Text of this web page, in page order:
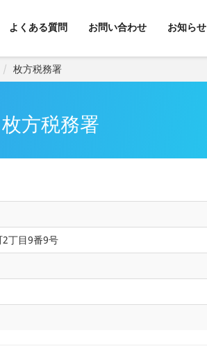
よくある質問 お問い合わせ お知らせ
枚方税務署
枚方税務署
丁目9番9号